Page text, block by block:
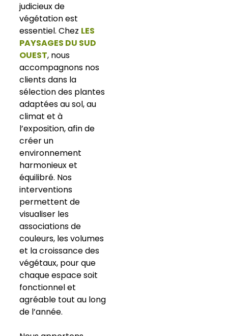
judicieux de
végétation est
essentiel. Chez LES
PAYSAGES DU SUD
OUEST, nous
accompagnons nos
clients dans la
sélection des plantes
adaptées au sol, au
climat et à
l’exposition, afin de
créer un
environnement
harmonieux et
équilibré. Nos
interventions
permettent de
visualiser les
associations de
couleurs, les volumes
et la croissance des
végétaux, pour que
chaque espace soit
fonctionnel et
agréable tout au long
de l’année.